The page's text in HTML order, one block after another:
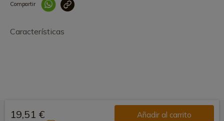
Compartir
Características
19,51 € Añadir al carrito